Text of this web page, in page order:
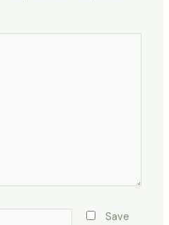
Save